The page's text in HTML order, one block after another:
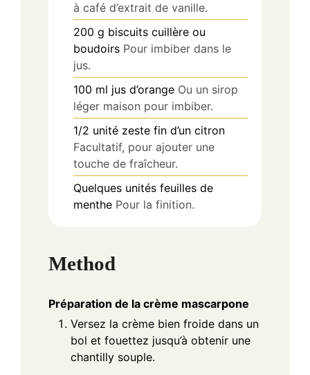
à café d’extrait de vanille.
200 g biscuits cuillère ou
boudoirs Pour imbiber dans le
jus.
100 ml jus d’orange Ou un sirop
léger maison pour imbiber.
1/2 unité zeste fin d’un citron
Facultatif, pour ajouter une
touche de fraîcheur.
Quelques unités feuilles de
menthe Pour la finition.
Method
Préparation de la crème mascarpone
Versez la crème bien froide dans un
bol et fouettez jusqu’à obtenir une
chantilly souple.